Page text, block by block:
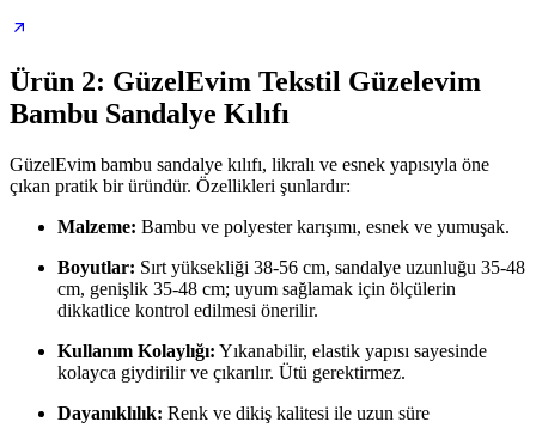
Ürün 2: GüzelEvim Tekstil Güzelevim
Bambu Sandalye Kılıfı
GüzelEvim bambu sandalye kılıfı, likralı ve esnek yapısıyla öne
çıkan pratik bir üründür. Özellikleri şunlardır:
Malzeme: Bambu ve polyester karışımı, esnek ve yumuşak.
Boyutlar: Sırt yüksekliği 38-56 cm, sandalye uzunluğu 35-48
cm, genişlik 35-48 cm; uyum sağlamak için ölçülerin
dikkatlice kontrol edilmesi önerilir.
Kullanım Kolaylığı: Yıkanabilir, elastik yapısı sayesinde
kolayca giydirilir ve çıkarılır. Ütü gerektirmez.
Dayanıklılık: Renk ve dikiş kalitesi ile uzun süre